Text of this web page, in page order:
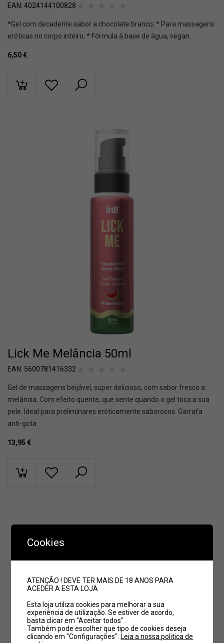
EAN: 4024144100828
*Gel com decadente sabor a chocolate branco; * Para massagens
eróticas no corpo inteiro; * Fórmula à base de água, vegan.
6,50 €
Lick Me Melância 50ml
EAN: 5600781416332
Gel de massagens beijável, super delicioso, com sabor fresco a
melância. Com efeito quente, que sente quando o gel toca a sua
pele. Ideal para preliminares eróticamente saborosos. Garrafa
anti-gota
13,95 €
Cookies
ATENÇÃO ! DEVE TER MAIS DE 18 ANOS PARA
ACEDER A ESTA LOJA
Esta loja utiliza cookies para melhorar a sua
experiência de utilização. Se estiver de acordo,
basta clicar em "Aceitar todos".
Também pode escolher que tipo de cookies deseja
clicando em "Configurações". Leia a nossa politica de